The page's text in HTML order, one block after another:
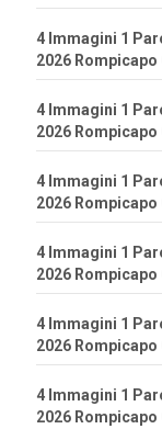
4 Immagini 1
2026
4 Immagini 1
2026
4 Immagini 1
2026
4 Immagini 1
2026
4 Immagini 1
2026
4 Immagini 1
2026